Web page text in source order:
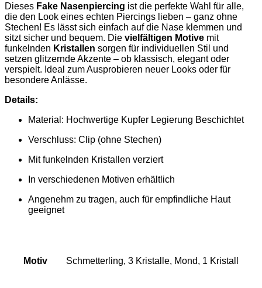
Dieses Fake Nasenpiercing ist die perfekte Wahl für alle,
die den Look eines echten Piercings lieben – ganz ohne
Stechen! Es lässt sich einfach auf die Nase klemmen und
sitzt sicher und bequem. Die vielfältigen Motive mit
funkelnden Kristallen sorgen für individuellen Stil und
setzen glitzernde Akzente – ob klassisch, elegant oder
verspielt. Ideal zum Ausprobieren neuer Looks oder für
besondere Anlässe.
Details:
Material: Hochwertige Kupfer Legierung Beschichtet
Verschluss: Clip (ohne Stechen)
Mit funkelnden Kristallen verziert
In verschiedenen Motiven erhältlich
Angenehm zu tragen, auch für empfindliche Haut
geeignet
Motiv Schmetterling, 3 Kristalle, Mond, 1 Kristall